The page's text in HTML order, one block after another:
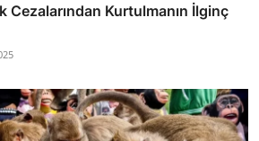
Cezalarından Kurtulmanın İlginç